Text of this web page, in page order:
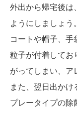
外出から帰宅後は
ようにしましょう。
コートや帽子、手
粒子が付着してお
がってしまい、ア
また、翌日出かけ
プレータイプの除